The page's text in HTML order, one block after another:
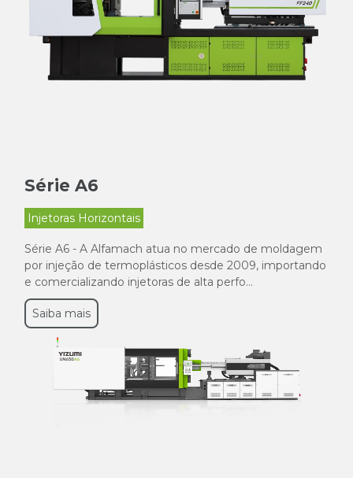
Série A6
Injetoras Horizontais
Série A6 - A Alfamach atua no mercado de moldagem
por injeção de termoplásticos desde 2009, importando
e comercializando injetoras de alta perfo...
Saiba mais